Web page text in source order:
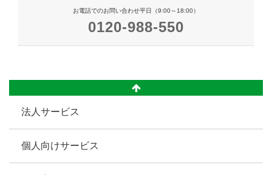
お電話でのお問い合わせ平日（9:00～18:00）
0120-988-550
法人サービス
個人向けサービス